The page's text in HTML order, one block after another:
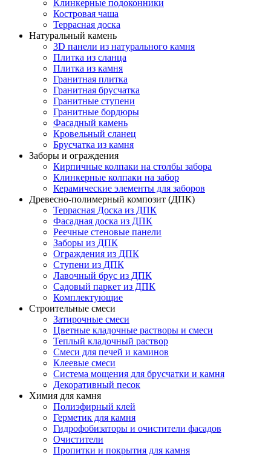
Клинкерные подоконники
Костровая чаша
Террасная доска
Натуральный камень
3D панели из натурального камня
Плитка из сланца
Плитка из камня
Гранитная плитка
Гранитная брусчатка
Гранитные ступени
Гранитные бордюры
Фасадный камень
Кровельный сланец
Брусчатка из камня
Заборы и ограждения
Кирпичные колпаки на столбы забора
Клинкерные колпаки на забор
Керамические элементы для заборов
Древесно-полимерный композит (ДПК)
Террасная Доска из ДПК
Фасадная доска из ДПК
Реечные стеновые панели
Заборы из ДПК
Ограждения из ДПК
Ступени из ДПК
Лавочный брус из ДПК
Садовый паркет из ДПК
Комплектующие
Строительные смеси
Затирочные смеси
Цветные кладочные растворы и смеси
Теплый кладочный раствор
Смеси для печей и каминов
Клеевые смеси
Система мощения для брусчатки и камня
Декоративный песок
Химия для камня
Полиэфирный клей
Герметик для камня
Гидрофобизаторы и очистители фасадов
Очистители
Пропитки и покрытия для камня